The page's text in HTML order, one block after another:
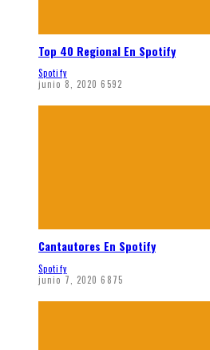
Top 40 Regional En Spotify
Spotify
junio 8, 2020 6592
Cantautores En Spotify
Spotify
junio 7, 2020 6875